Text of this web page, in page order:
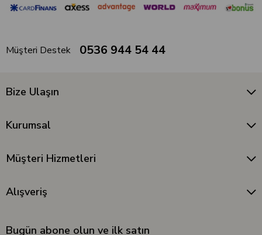
Müşteri Destek 0536 944 54 44
Bize Ulaşın
Kurumsal
Müşteri Hizmetleri
Alışveriş
Bugün abone olun ve ilk satın